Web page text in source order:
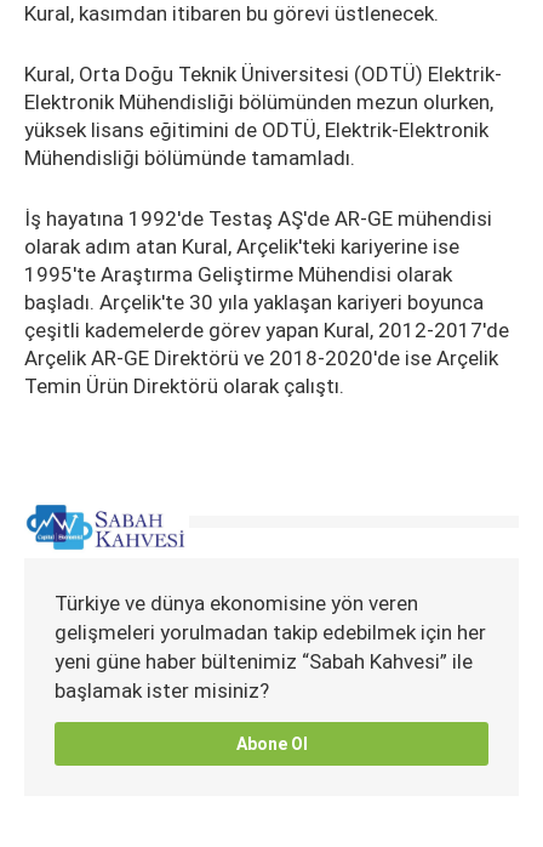
Kural, kasımdan itibaren bu görevi üstlenecek.
Kural, Orta Doğu Teknik Üniversitesi (ODTÜ) Elektrik-
Elektronik Mühendisliği bölümünden mezun olurken,
yüksek lisans eğitimini de ODTÜ, Elektrik-Elektronik
Mühendisliği bölümünde tamamladı.
İş hayatına 1992'de Testaş AŞ'de AR-GE mühendisi
olarak adım atan Kural, Arçelik'teki kariyerine ise
1995'te Araştırma Geliştirme Mühendisi olarak
başladı. Arçelik'te 30 yıla yaklaşan kariyeri boyunca
çeşitli kademelerde görev yapan Kural, 2012-2017'de
Arçelik AR-GE Direktörü ve 2018-2020'de ise Arçelik
Temin Ürün Direktörü olarak çalıştı.
Türkiye ve dünya ekonomisine yön veren
gelişmeleri yorulmadan takip edebilmek için her
yeni güne haber bültenimiz “Sabah Kahvesi” ile
başlamak ister misiniz?
Abone Ol